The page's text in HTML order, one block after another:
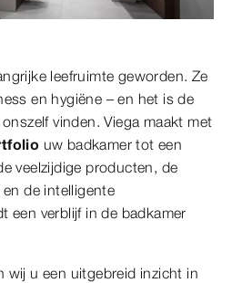
leefruimte geworden. Ze
en hygiëne – en het is de
vinden. Viega maakt met
uw badkamer tot een
veelzijdige producten, de
de intelligente
een verblijf in de badkamer
wij u een uitgebreid inzicht in